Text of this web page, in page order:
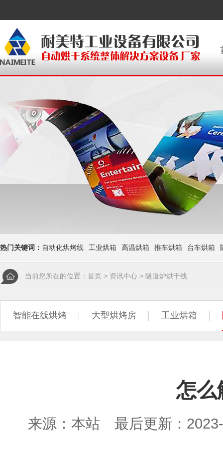
热门关键词： 自动化烘烤线 工业烘箱 高温烘箱 推车烘箱 台车烘箱
当前您所在的位置： 首页 > 资讯中心 > 隧道炉烘干线
智能在线烘烤 大型烘烤房 工业烘箱
怎么
来源：本站 最后更新：